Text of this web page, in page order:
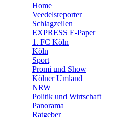
Home
Veedelsreporter
Schlagzeilen
EXPRESS E-Paper
1. FC Köln
Köln
Sport
Promi und Show
Kölner Umland
NRW
Politik und Wirtschaft
Panorama
Ratgeber